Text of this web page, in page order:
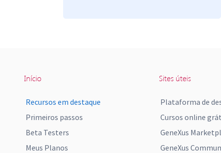
Início
Recursos em destaque
Primeiros passos
Beta Testers
Meus Planos
Sites úteis
Plataforma de
Cursos online
GeneXus
GeneXus